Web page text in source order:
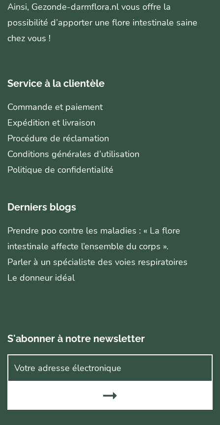
Ainsi, Gezonde-darmflora.nl vous offre la
possibilité d’apporter une flore intestinale saine
chez vous !
Service à la clientèle
Commande et paiement
Expédition et livraison
Procédure de réclamation
Conditions générales d’utilisation
Politique de confidentialité
Derniers blogs
Prendre poo contre les maladies : « La flore
intestinale affecte l’ensemble du corps ».
Parler à un spécialiste des voies respiratoires
Le donneur idéal
S'abonner à notre newsletter